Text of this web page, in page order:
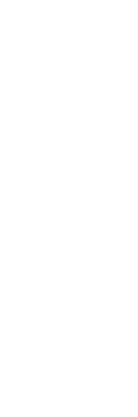
translucide